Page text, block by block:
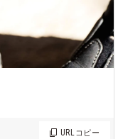
URL コピー